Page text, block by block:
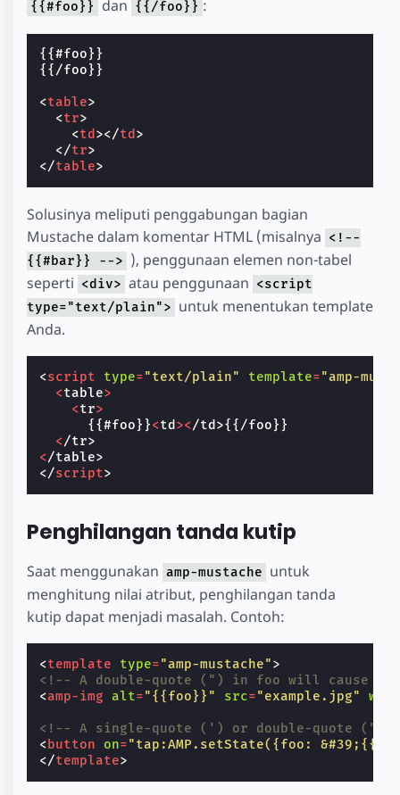
{{#foo}} dan {{/foo}} :
{{#foo}}
{{/foo}}
<table>
<tr>
<td ></td >
</tr>
</table>
Solusinya meliputi penggabungan bagian
Mustache dalam komentar HTML (misalnya <!--
{{#bar}} --> ), penggunaan elemen non-tabel
seperti <div> atau penggunaan <script
type="text/plain"> untuk menentukan template
Anda.
<script type="text/plain" template="amp-
<table>
<tr>
      {{#foo}}
<td ></td>{{/foo}}
</tr>
</table>
</script>
Penghilangan tanda kutip
Saat menggunakan amp-mustache untuk
menghitung nilai atribut, penghilangan tanda
kutip dapat menjadi masalah. Contoh:
<template type="amp-mustache">
<!-- A double-quote (") in foo will cause
<amp-img alt="{{foo}}" src="example.jpg"
<!-- A single-quote (') or double-quote (")
<button on="tap:AMP.setState({foo:
</template>